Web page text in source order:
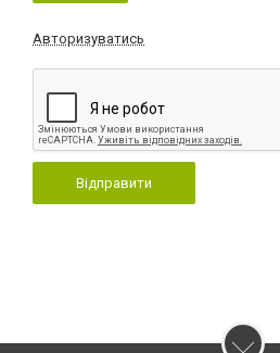
Авторизуватись
Відправити